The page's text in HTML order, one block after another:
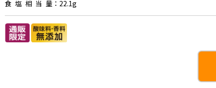
食塩相当量 ：22.1g